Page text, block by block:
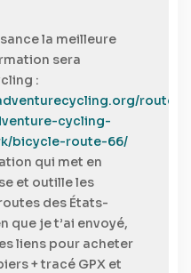
la meilleure
sera
:
routes-
cycling-
bicycle-route-66/
qui met en
et outille les
des États-
que je t’ai envoyé,
liens pour acheter
+ tracé GPX et